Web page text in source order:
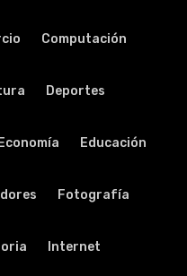
Computación
Deportes
Economía Educación
Fotografía
Internet